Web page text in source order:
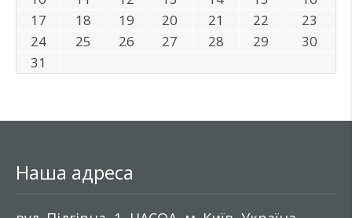
17
18 19 20 21 22
23
24
25 26 27 28 29
30
31
Наша адреса